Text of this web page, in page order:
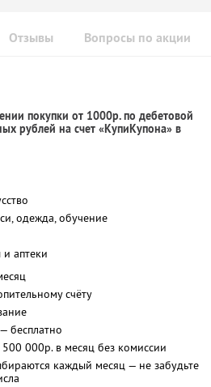
Отзывы Вопросы по акции
покупки от 1000р. по дебетовой
рублей на счет «КупиКупона» в
одежда, обучение
аптеки
счёту
бесплатно
000р. в месяц без комиссии
каждый месяц — не забудьте